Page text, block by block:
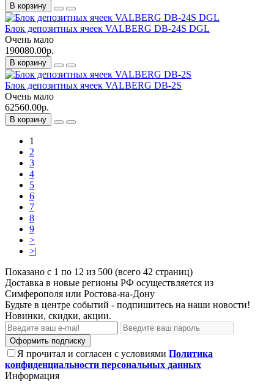
В корзину
Блок депозитных ячеек VALBERG DB-24S DGL
Очень мало
190080.00р.
В корзину
Блок депозитных ячеек VALBERG DB-2S
Очень мало
62560.00р.
В корзину
1
2
3
4
5
6
7
8
9
>
>|
Показано с 1 по 12 из 500 (всего 42 страниц)
Доставка в новые регионы РФ осуществляется из
Симферополя или Ростова-на-Дону
Будьте в центре событий - подпишитесь на наши новости!
Новинки, скидки, акции.
Оформить подписку
Я прочитал и согласен с условиями Политика
конфиденциальности персональных данных
Информация